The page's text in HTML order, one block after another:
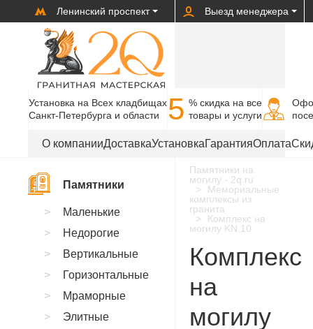
Ленинский проспект Выезд менеджера
Установка на Всех кладбищах
Санкт-Петербурга и области
5 % cкидка на все
товары и услуги
О компанииДоставкаУстановкаГарантияОплата
Памятники на
могилу - 2q.ru
Мемориальные
комплексы из
гранита
Комплекс на
могилу KN.10
Комплекс
на
могилу
Памятники
Маленькие
Недорогие
Вертикальные
Горизонтальные
Мраморные
Элитные